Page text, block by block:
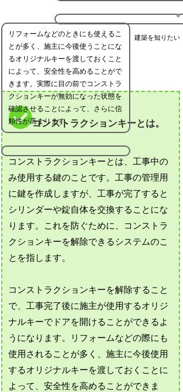
建築を知りたい
リフォームなどのときにも使えるこ
とが多く、施主に今後使うことにな
るオリジナルキーを渡しておくこと
によって、安全性を高めることがで
きます。実際に目の前でコンストラ
クションキーが無効になった状態を
確認させることによって、さらに信
頼性が高まります。
コンストラクションキーとは。
コンストラクションキーとは、工事中の
み使用する鍵のことです。工事の管理用
に鍵を作成しますが、工事が完了すると
シリンダーや錠自体を交換することにな
ります。これを防ぐために、コンストラ
クションキーを解除できるシステムのこ
とを指します。
コンストラクションキーを解除すること
で、工事完了後に施主が使用するオリジ
ナルキーでドアを開けることができるよ
うになります。リフォームなどの際にも
使用されることが多く、施主に今後使用
するオリジナルキーを渡しておくことに
よって、安全性を高めることができま